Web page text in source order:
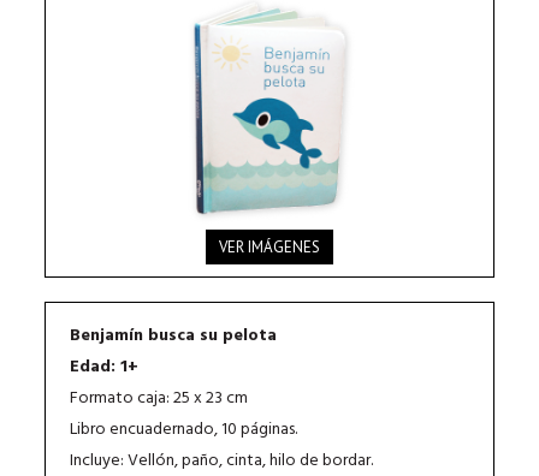
VER IMÁGENES
Benjamín busca su pelota
Edad: 1+
Formato caja: 25 x 23 cm
Libro encuadernado, 10 páginas.
Incluye: Vellón, paño, cinta, hilo de bordar.